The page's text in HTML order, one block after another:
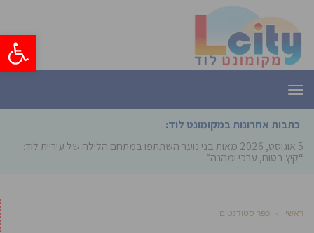
פתח
תפריט
כתבות אחרונות במקומונט לוד:
5 אוגוסט, 2026
מאות בני נוער השתתפו במתחם הלילה של עיריית לוד:
“קיץ בטוח, ערכי ומהנה”
ראשי » כפר סטודנטים